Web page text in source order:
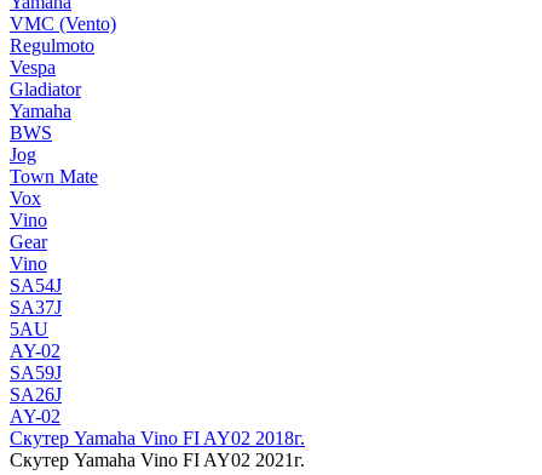
VMC (Vento)
Regulmoto
Vespa
Gladiator
Yamaha
BWS
Jog
Town Mate
Vox
Vino
Gear
Vino
SA54J
SA37J
5AU
AY-02
SA59J
SA26J
AY-02
Скутер Yamaha Vino FI AY02 2018г.
Скутер Yamaha Vino FI AY02 2021г.